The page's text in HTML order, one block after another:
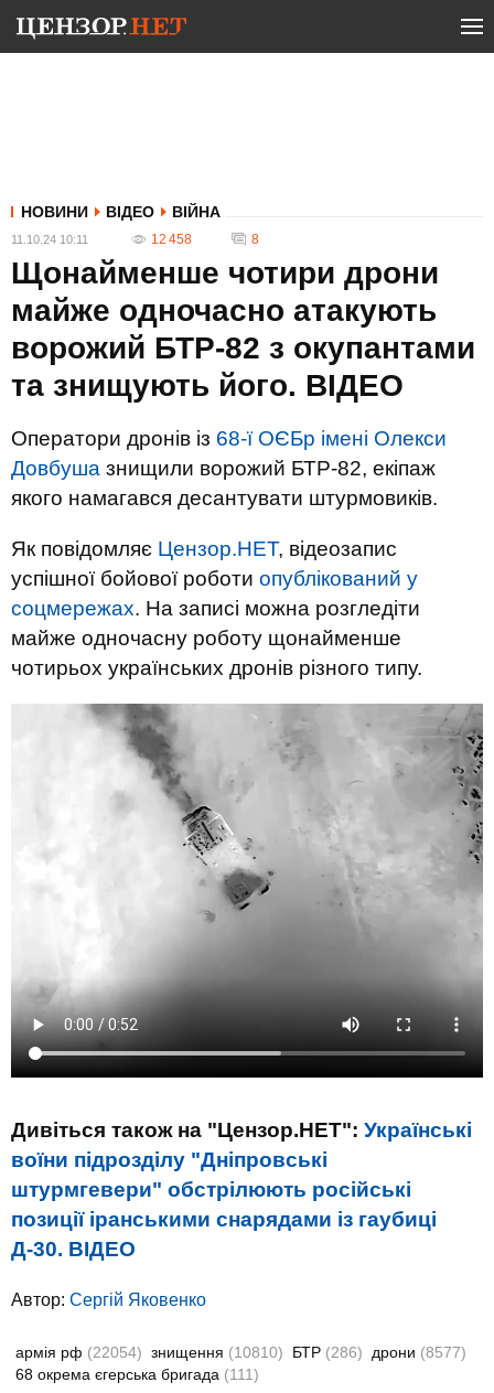
НОВИНИ ВІДЕО ВІЙНА
11.10.24 10:11 12 458 8
Щонайменше чотири дрони
майже одночасно атакують
ворожий БТР-82 з окупантами
та знищують його. ВIДЕО
Оператори дронів із 68-ї ОЄБр імені Олекси
Довбуша знищили ворожий БТР-82, екіпаж
якого намагався десантувати штурмовиків.
Як повідомляє Цензор.НЕТ, відеозапис
успішної бойової роботи опублікований у
соцмережах. На записі можна розгледіти
майже одночасну роботу щонайменше
чотирьох українських дронів різного типу.
Дивіться також на "Цензор.НЕТ": Українські
воїни підрозділу "Дніпровські
штурмгевери" обстрілюють російські
позиції іранськими снарядами із гаубиці
Д-30. ВIДЕО
Автор: Сергій Яковенко
армія рф (22054) знищення (10810) БТР (286) дрони (8577)
68 окрема єгерська бригада (111)